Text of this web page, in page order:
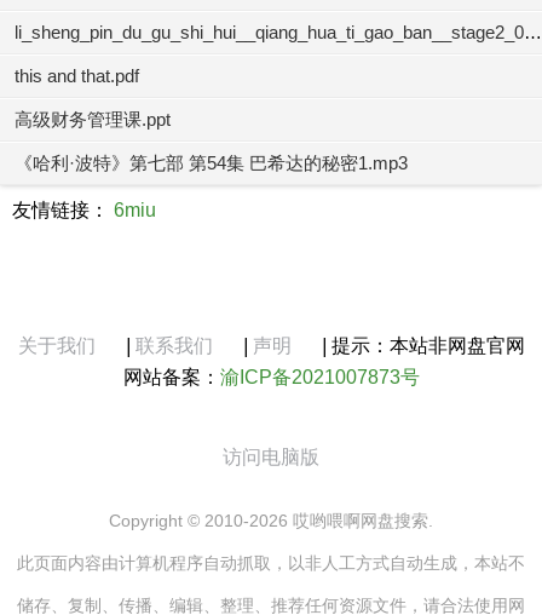
li_sheng_pin_du_gu_shi_hui__qiang_hua_ti_gao_ban__stage2_04.mp3
this and that.pdf
高级财务管理课.ppt
《哈利·波特》第七部 第54集 巴希达的秘密1.mp3
友情链接： 6miu
关于我们 联系我们 声明
提示：本站非网盘官网
网站备案： 渝ICP备2021007873号
访问电脑版
Copyright © 2010-2026 哎哟喂啊网盘搜索.
此页面内容由计算机程序自动抓取，以非人工方式自动生成，本站不
储存、复制、传播、编辑、整理、推荐任何资源文件，请合法使用网